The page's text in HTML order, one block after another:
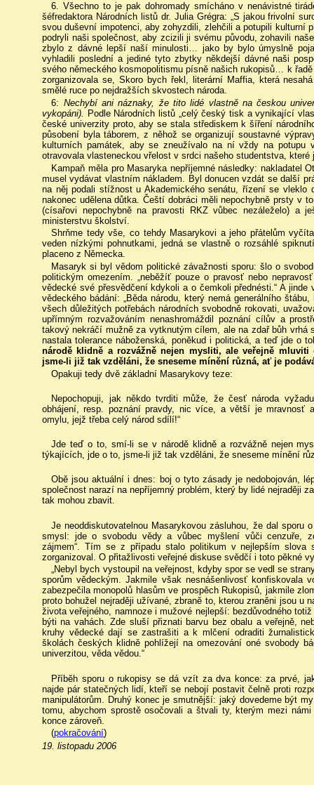
6. Všechno to je pak dohromady smícháno v nenávistné
šéfredaktora Národních listů dr. Julia Grégra: „S jakou frivolní
svou duševní impotenci, aby zohyzdili, zlehčili a potupili kulturní
podryli naši společnost, aby zcizili ji svému původu, zohavili
zbylo z dávné lepší naší minulosti… jako by bylo úmyslně
vyhladili poslední a jediné tyto zbytky někdejší dávné naši
svého německého kosmopolitismu písně našich rukopisů… k
zorganizovala se, Skoro bych řekl, literární Maffia, která
smělé ruce po nejdražších skvostech národa.
6: Nechybí ani náznaky, že tito lidé vlastně na českou
vykopáni).
Podle Národních listů „celý český tisk a vynikající
české univerzity proto, aby se stala střediskem k šíření
působení byla táborem, z něhož se organizují soustavné
kulturních památek, aby se zneužívalo na ní vždy na
otravovala vlasteneckou vřelost v srdci našeho studentstva, které
Kampaň měla pro Masaryka nepříjemné následky: nakladatel
musel vydávat vlastním nákladem. Byl donucen vzdát se další
na něj podali stížnost u Akademického senátu, řízení se
nakonec udělena důtka. Čeští dobráci měli nepochybně prsty v
(císařovi nepochybně na pravosti RKZ vůbec nezáleželo) a
ministerstvu školství.
Shrňme tedy vše, co tehdy Masarykovi a jeho přátelům
veden nízkými pohnutkami, jedná se vlastně o rozsáhlé
placeno z Německa.
Masaryk si byl vědom politické závažnosti sporu: šlo o
politickým omezením. „neběžíť pouze o pravosť nebo
vědecké své přesvědčení kdykoli a o čemkoli přednésti.“ A
vědeckého bádání: „Běda národu, který nemá generálního
všech důležitých potřebách národních svobodně rokovati,
upřímným rozvažováním nenashromáždil poznání cílův a
takový nekráčí mužně za vytknutým cílem, ale na zdař bůh
nastala tolerance náboženská, poněkud i politická, a teď jde o
národě klidně a rozvážně nejen mysliti, ale veřejně
jsme-li již tak vzděláni, že sneseme mínění různá, ať je
Opakuji tedy dvě základní Masarykovy teze:
Nepochopuji, jak někdo tvrditi může, že česť národa
obhájení, resp. poznání pravdy, nic více, a větší je mravnosť
omylu, jejž třeba celý národ sdílí!“
Jde teď o to, smí-li se v národě klidně a rozvážně nejen
týkajících, jde o to, jsme-li již tak vzděláni, že sneseme mínění
Obě jsou aktuální i dnes: boj o tyto zásady je nedobojován,
společnost narazí na nepříjemný problém, který by lidé nejraději
tak mohou zbavit.
Je neoddiskutovatelnou Masarykovou zásluhou, že dal sporu
smysl: jde o svobodu vědy a vůbec myšlení vůči cenzuře,
zájmem“. Tím se z případu stalo politikum v nejlepším slova
zorganizoval. O přitažlivosti veřejné diskuse svědčí i toto pěkné
„Nebyl bych vystoupil na veřejnost, kdyby spor se vedl se
sporům vědeckým. Jakmile však nesnášenlivosť konfiskovala
zabezpečila monopolů hlasům ve prospěch Rukopisů, jakmile
proto bohužel nejraději užívané, zbraně to, kterou zraněni jsou u
života veřejného, namnoze i mužové nejlepší: bezdůvodného
býti na vahách. Zde sluší přiznati barvu bez obalu a veřejně,
kruhy vědecké dají se zastrašiti a k mlčení odraditi
školách českých klidně pohlížejí na omezování oné svobody
univerzitou, věda vědou.“
Příběh sporu o rukopisy se dá vzít za dva konce: za prvé,
najde pár statečných lidí, kteří se nebojí postavit čelně proti
manipulátorům. Druhý konec je smutnější: jaký dovedeme být
tomu, abychom sprostě osočovali a štvali ty, kterým mezi
konce zároveň.
(pokračování)
19. listopadu 2006